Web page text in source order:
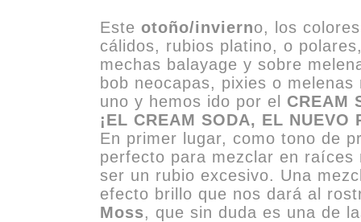
Este otoño/invierno, los
cálidos, rubios platino, o
mechas balayage y sobre
bob neocapas, pixies o
uno y hemos ido por el CREAM
¡EL CREAM SODA, EL NUEVO
En primer lugar, como tono de
perfecto para mezclar en
ser un rubio excesivo. Una
efecto brillo que nos dará al
Moss, que sin duda es una de